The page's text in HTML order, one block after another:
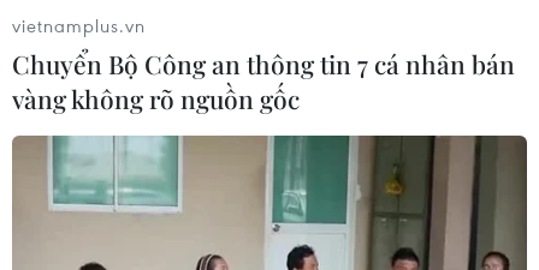
vietnamplus.vn
Chuyển Bộ Công an thông tin 7 cá nhân bán
vàng không rõ nguồn gốc